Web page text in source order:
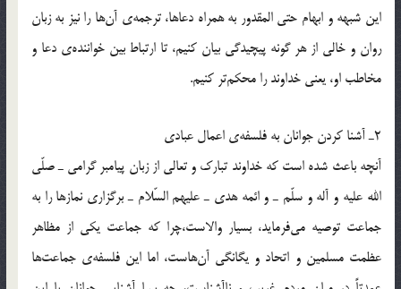
اين شبهه و ابهام حتي المقدور به همراه دعاها، ترجمه‌ي آن‌ها را نيز به زبان
روان و خالي از هر گونه پيچيدگي بيان كنيم، تا ارتباط بين خواننده‌ي دعا و
مخاطب او،‌ يعني خداوند را محكم‌تر كنيم.
2ـ‌ آشنا كردن جوانان به فلسفه‌ي اعمال عبادي
آنچه باعث شده است كه خداوند تبارك و تعالي از زبان پيامبر گرامي ـ صلّي
الله عليه و آله و سلّم ـ و ائمه هدي ـ عليهم السّلام ـ برگزاري نماز‌ها را به
جماعت توصيه مي‌فرمايد، بسيار والاست،‌چرا كه جماعت يكي از مظاهر
عظمت مسلمين و اتحاد و يگانگي آن‌هاست، اما اين فلسفه‌ي جماعت‌ها